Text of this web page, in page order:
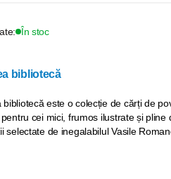
În stoc
bibliotecă
bibliotecă este o colecție de cărți de
cei mici, frumos ilustrate și
selectate de inegalabilul Vasile